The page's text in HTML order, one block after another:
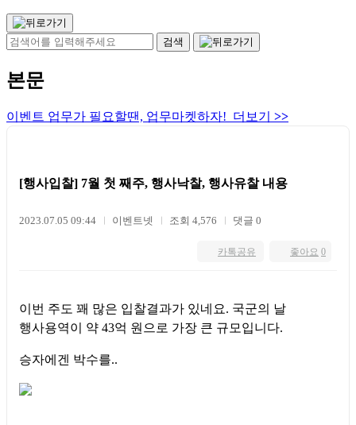
본문
이벤트 업무가 필요할땐, 업무마켓하자! 더보기 >>
[행사입찰] 7월 첫 째주, 행사낙찰, 행사유찰 내용
2023.07.05 09:44 이벤트넷 조회 4,576 댓글 0
좋아요 0
카톡공유
이번 주도 꽤 많은 입찰결과가 있네요. 국군의 날
행사용역이 약 43억 원으로 가장 큰 규모입니다.
승자에겐 박수를..